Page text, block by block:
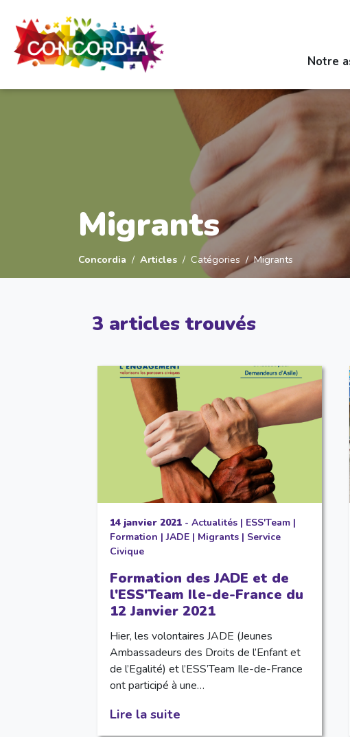
Notre
Migrants
Concordia Articles Catégories Migrants
3 articles trouvés
14 janvier 2021- Actualités| ESS'Team|
Formation |JADE| Migrants| Service
Civique
Formation des JADE et de
l'ESS'Team Ile-de-France du
12 Janvier 2021
Hier, les volontaires JADE (Jeunes
Ambassadeurs des Droits de l’Enfant et
de l’Egalité) et l’ESS’Team Ile-de-France
ont participé à une…
Lire la suite